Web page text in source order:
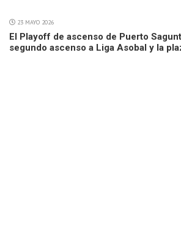
23 MAYO 2026
El Playoff de ascenso de Puerto
segundo ascenso a Liga Asobal y la